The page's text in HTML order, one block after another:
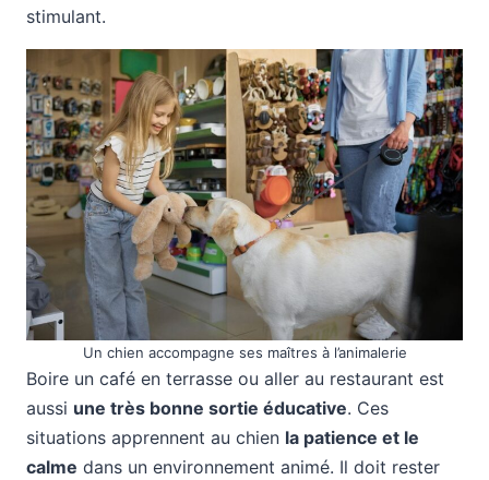
stimulant.
Un chien accompagne ses maîtres à l’animalerie
Boire un café en terrasse ou aller au restaurant est
aussi une très bonne sortie éducative. Ces
situations apprennent au chien la patience et le
calme dans un environnement animé. Il doit rester